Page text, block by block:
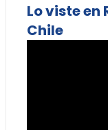
Lo viste en
Chile